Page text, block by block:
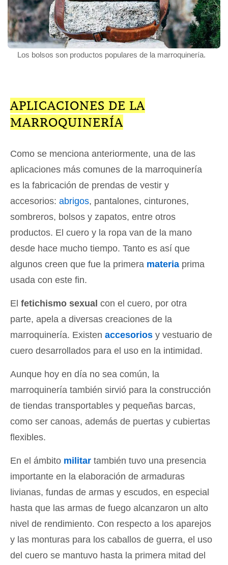
Los bolsos son productos populares de la marroquinería.
APLICACIONES DE LA
MARROQUINERÍA
Como se menciona anteriormente, una de las
aplicaciones más comunes de la marroquinería
es la fabricación de prendas de vestir y
accesorios: abrigos, pantalones, cinturones,
sombreros, bolsos y zapatos, entre otros
productos. El cuero y la ropa van de la mano
desde hace mucho tiempo. Tanto es así que
algunos creen que fue la primera materia prima
usada con este fin.
El fetichismo sexual con el cuero, por otra
parte, apela a diversas creaciones de la
marroquinería. Existen accesorios y vestuario de
cuero desarrollados para el uso en la intimidad.
Aunque hoy en día no sea común, la
marroquinería también sirvió para la construcción
de tiendas transportables y pequeñas barcas,
como ser canoas, además de puertas y cubiertas
flexibles.
En el ámbito militar también tuvo una presencia
importante en la elaboración de armaduras
livianas, fundas de armas y escudos, en especial
hasta que las armas de fuego alcanzaron un alto
nivel de rendimiento. Con respecto a los aparejos
y las monturas para los caballos de guerra, el uso
del cuero se mantuvo hasta la primera mitad del